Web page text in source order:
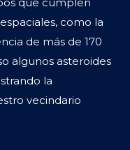
como la
de más de 170
algunos asteroides
la
vecindario